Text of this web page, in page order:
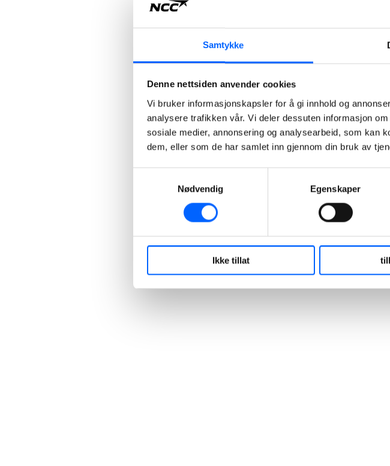
Samtykke
Denne nettsiden anvender cookies
Vi bruker informasjonskapsler for å gi innhold og
analysere trafikken vår. Vi deler dessuten informasjon
sosiale medier, annonsering og analysearbeid, som kan
dem, eller som de har samlet inn gjennom din bruk av
Nødvendig
Egenskaper
Ikke tillat